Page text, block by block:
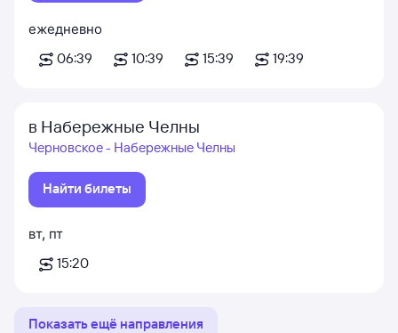
ежедневно
06:39
10:39 15:39 19:39
в Набережные Челны
Черновское - Набережные Челны
Найти билеты
вт, пт
15:20
Показать ещё направления